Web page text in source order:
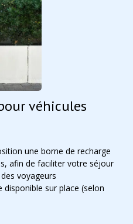
véhicules
une borne de recharge
afin de faciliter votre séjour
voyageurs
disponible sur place (selon